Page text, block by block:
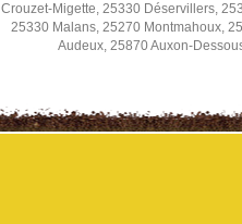
Crouzet-Migette, 25330 Déservillers,
25330 Malans, 25270 Montmahoux,
Audeux, 25870 Auxon-